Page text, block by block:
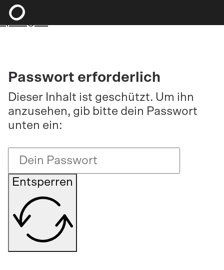
Zum Hauptinhalt springen
springen
Passwort erforderlich
Dieser Inhalt ist geschützt. Um ihn
anzusehen, gib bitte dein Passwort
unten ein:
Entsperren